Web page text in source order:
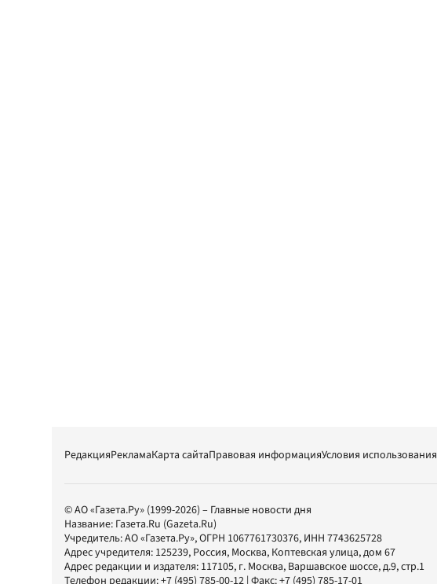
РедакцияРекламаКарта сайтаПравовая информацияУсловия использования
© АО «Газета.Ру» (1999-2026) – Главные новости дня
Название: Газета.Ru (Gazeta.Ru)
Учредитель:АО «Газета.Ру», ОГРН 1067761730376, ИНН 7743625728
Адрес учредителя: 125239, Россия, Москва, Коптевская улица, дом 67
Адрес редакции и издателя: 117105, г. Москва, Варшавское шоссе, д.9, стр.1
Телефон редакции:+7 (495) 785-00-12 | Факс:+7 (495) 785-17-01